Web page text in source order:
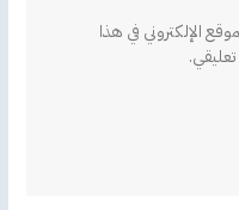
الإلكتروني في هذا